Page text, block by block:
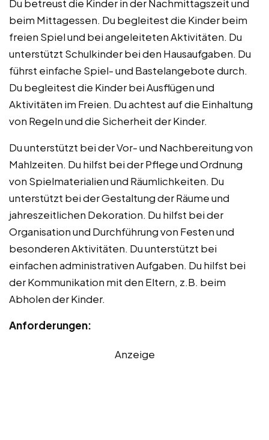
Du betreust die Kinder in der Nachmittagszeit und
beim Mittagessen. Du begleitest die Kinder beim
freien Spiel und bei angeleiteten Aktivitäten. Du
unterstützt Schulkinder bei den Hausaufgaben. Du
führst einfache Spiel- und Bastelangebote durch.
Du begleitest die Kinder bei Ausflügen und
Aktivitäten im Freien. Du achtest auf die Einhaltung
von Regeln und die Sicherheit der Kinder.
Du unterstützt bei der Vor- und Nachbereitung von
Mahlzeiten. Du hilfst bei der Pflege und Ordnung
von Spielmaterialien und Räumlichkeiten. Du
unterstützt bei der Gestaltung der Räume und
jahreszeitlichen Dekoration. Du hilfst bei der
Organisation und Durchführung von Festen und
besonderen Aktivitäten. Du unterstützt bei
einfachen administrativen Aufgaben. Du hilfst bei
der Kommunikation mit den Eltern, z.B. beim
Abholen der Kinder.
Anforderungen:
Anzeige